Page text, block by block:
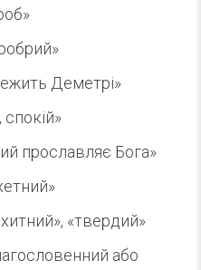
Деметрі»
прославляє Бога»
«твердий»
або